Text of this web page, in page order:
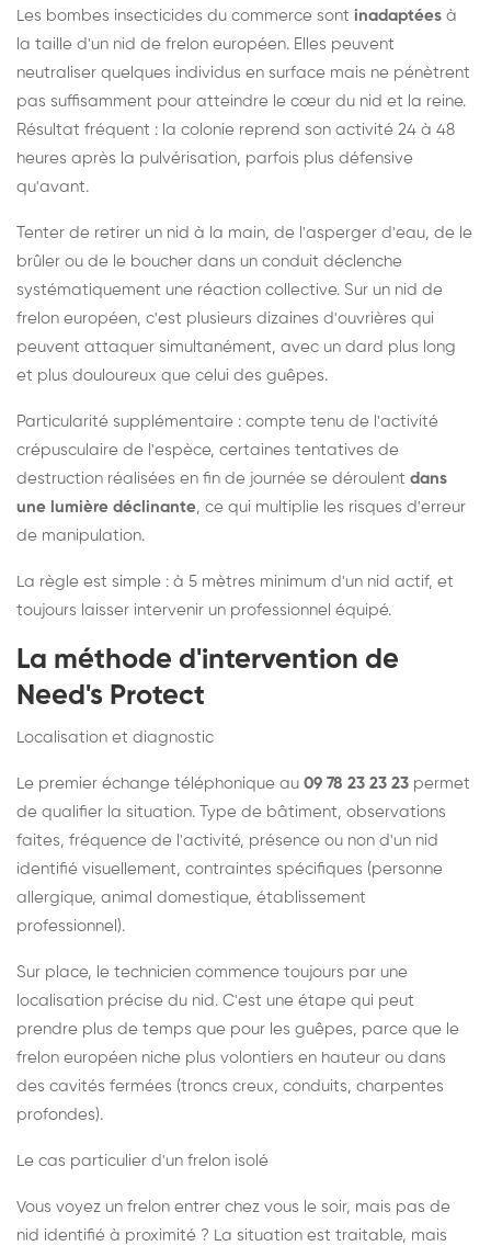
Les bombes insecticides du commerce sont inadaptées à
la taille d'un nid de frelon européen. Elles peuvent
neutraliser quelques individus en surface mais ne pénètrent
pas suffisamment pour atteindre le cœur du nid et la reine.
Résultat fréquent : la colonie reprend son activité 24 à 48
heures après la pulvérisation, parfois plus défensive
qu'avant.
Tenter de retirer un nid à la main, de l'asperger d'eau, de le
brûler ou de le boucher dans un conduit déclenche
systématiquement une réaction collective. Sur un nid de
frelon européen, c'est plusieurs dizaines d'ouvrières qui
peuvent attaquer simultanément, avec un dard plus long
et plus douloureux que celui des guêpes.
Particularité supplémentaire : compte tenu de l'activité
crépusculaire de l'espèce, certaines tentatives de
destruction réalisées en fin de journée se déroulent dans
une lumière déclinante, ce qui multiplie les risques d'erreur
de manipulation.
La règle est simple : à 5 mètres minimum d'un nid actif, et
toujours laisser intervenir un professionnel équipé.
La méthode d'intervention de
Need's Protect
Localisation et diagnostic
Le premier échange téléphonique au 09 78 23 23 23 permet
de qualifier la situation. Type de bâtiment, observations
faites, fréquence de l'activité, présence ou non d'un nid
identifié visuellement, contraintes spécifiques (personne
allergique, animal domestique, établissement
professionnel).
Sur place, le technicien commence toujours par une
localisation précise du nid. C'est une étape qui peut
prendre plus de temps que pour les guêpes, parce que le
frelon européen niche plus volontiers en hauteur ou dans
des cavités fermées (troncs creux, conduits, charpentes
profondes).
Le cas particulier d'un frelon isolé
Vous voyez un frelon entrer chez vous le soir, mais pas de
nid identifié à proximité ? La situation est traitable, mais